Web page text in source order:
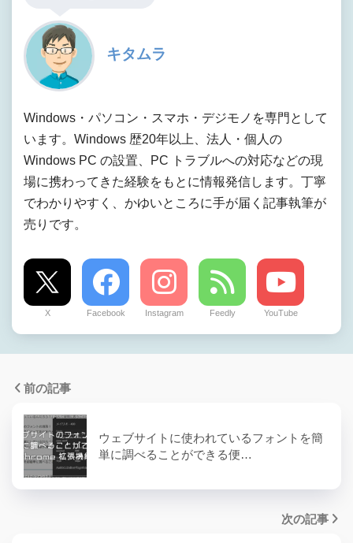
キタムラ
Windows・パソコン・スマホ・デジモノを専門として
います。Windows 歴20年以上、法人・個人の
Windows PC の設置、PC トラブルへの対応などの現
場に携わってきた経験をもとに情報発信します。丁寧
でわかりやすく、かゆいところに手が届く記事執筆が
売りです。
X Facebook Instagram Feedly YouTube
前の記事
ウェブサイトに使われているフォントを簡
単に調べることができる便…
次の記事